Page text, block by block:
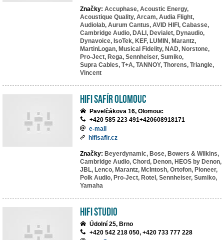
Značky: Accuphase, Acoustic Energy,
Acoustique Quality, Arcam, Audia Flight,
Audiolab, Aurum Cantus, AVID HIFI, Cabasse,
Cambridge Audio, DALI, Devialet, Dynaudio,
Dynavoice, IsoTek, KEF, LUMIN, Marantz,
MartinLogan, Musical Fidelity, NAD, Norstone,
Pro-Ject, Rega, Sennheiser, Sumiko,
Supra Cables, T+A, TANNOY, Thorens, Triangle,
Vincent
HiFi Safír Olomouc
Pavelčákova 16, Olomouc
+420 585 223 491+420608918171
e-mail
hifisafir.cz
Značky: Beyerdynamic, Bose, Bowers & Wilkins,
Cambridge Audio, Chord, Denon, HEOS by Denon,
JBL, Lenco, Marantz, McIntosh, Ortofon, Pioneer,
Polk Audio, Pro-Ject, Rotel, Sennheiser, Sumiko,
Yamaha
HiFi Studio
Údolní 25, Brno
+420 542 218 050, +420 733 777 228